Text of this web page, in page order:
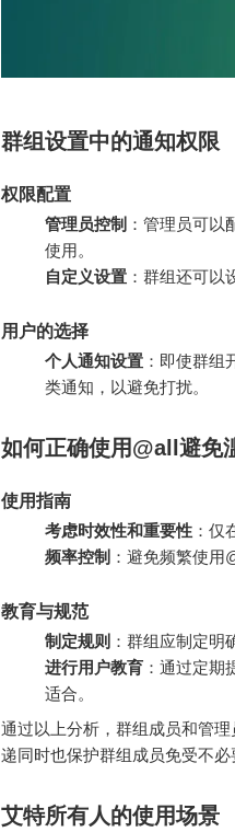
群组设置中的通知权限
权限配置
管理员控制 ：管理员可
使用。
自定义设置 ：群组还可
用户的选择
个人通知设置 ：即使群
类通知，以避免打扰。
如何正确使用@all避免
使用指南
考虑时效性和重要性 ：仅
频率控制 ：避免频繁使用
教育与规范
制定规则 ：群组应制定明
进行用户教育 ：通过定
适合。
通过以上分析，群组成员和管
递同时也保护群组成员免受不必
艾特所有人的使用场景